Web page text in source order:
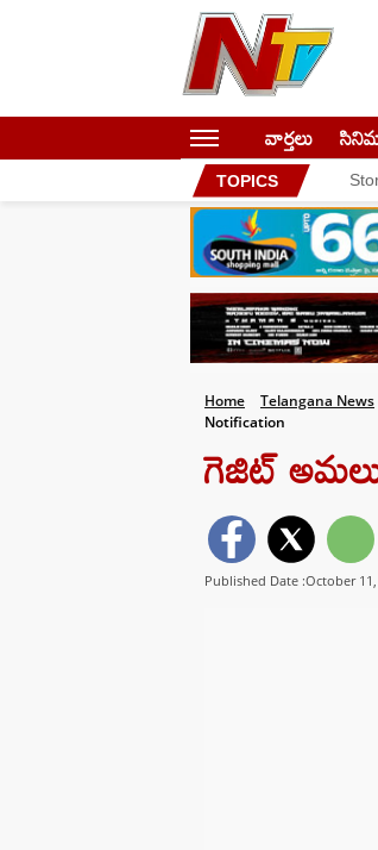
వార్తలు
TOPICS
Home Telangana News
Notification
గెజిట్
Published Date :October 11,